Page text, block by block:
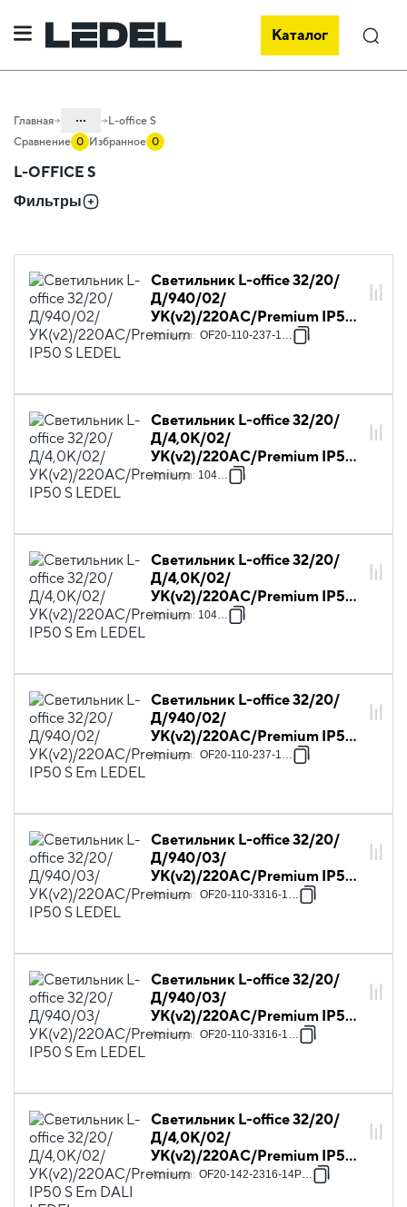
Каталог Поиск
Главная ...
Каталог
Проектное освещение LEDEL
учреждений
L-office S
Сравнение 0 Избранное 0
L-OFFICE S
Фильтры
Светильник L-office 32/20/
Д/940/02/
УК(v2)/220AC/Premium IP50
S LEDEL
Артикул: OF20-110-237-14P3
Светильник L-office 32/20/
Д/4,0K/02/
УК(v2)/220AC/Premium IP50
S LEDEL
Артикул: 104005
Светильник L-office 32/20/
Д/4,0K/02/
УК(v2)/220AC/Premium IP50
S Em LEDEL
Артикул: 104045
Светильник L-office 32/20/
Д/940/02/
УК(v2)/220AC/Premium IP50
S Em LEDEL
Артикул: OF20-110-237-14P4
Светильник L-office 32/20/
Д/940/03/
УК(v2)/220AC/Premium IP50
S LEDEL
Артикул: OF20-110-3316-14P3
Светильник L-office 32/20/
Д/940/03/
УК(v2)/220AC/Premium IP50
S Em LEDEL
Артикул: OF20-110-3316-14P4
Светильник L-office 32/20/
Д/4,0К/02/
УК(v2)/220AC/Premium IP50
S Em DALI LEDEL
Артикул: OF20-142-2316-14P38S